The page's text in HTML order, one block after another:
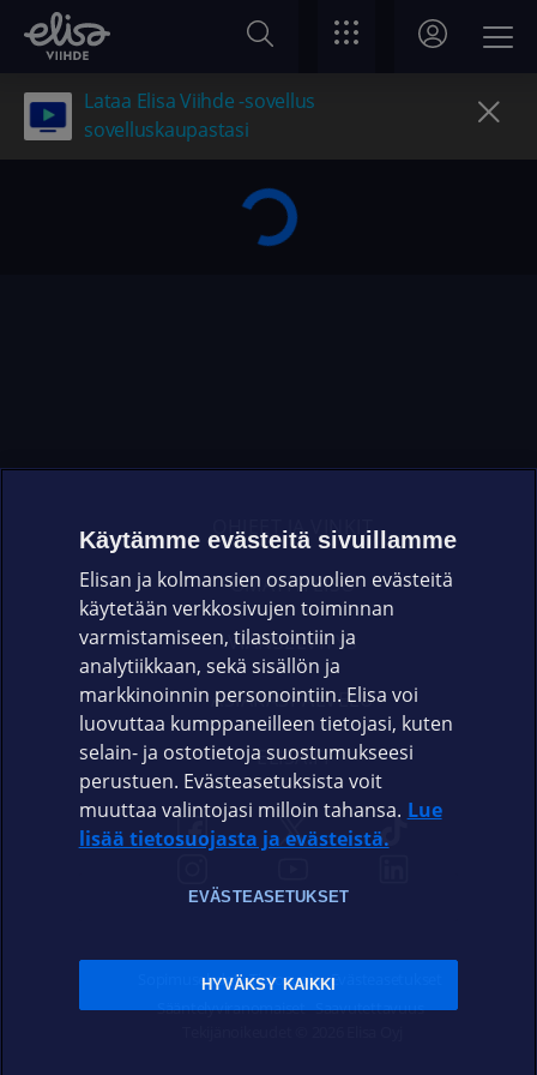
Lataa Elisa Viihde -sovellus
sovelluskaupastasi
OHJEET JA VINKIT
OMAYHTEISÖ
VIANSELVITYS
ASIAKASPALVELU
ELISA.FI
Sopimusehdot Tietosuoja Evästeasetukset
Sääntelyviranomaiset Saavutettavuus
Käytämme evästeitä sivuillamme
Elisan ja kolmansien osapuolien evästeitä
käytetään verkkosivujen toiminnan
varmistamiseen, tilastointiin ja
analytiikkaan, sekä sisällön ja
markkinoinnin personointiin. Elisa voi
luovuttaa kumppaneilleen tietojasi, kuten
selain- ja ostotietoja suostumukseesi
perustuen. Evästeasetuksista voit
muuttaa valintojasi milloin tahansa. Lue
lisää tietosuojasta ja evästeistä.
EVÄSTEASETUKSET
HYVÄKSY KAIKKI